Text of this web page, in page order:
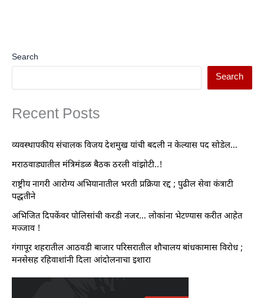
Search
Search
Recent Posts
व्यवस्थापकीय संचालक विजय देशमुख यांची बदली न केल्यास पद सोडेल…
मराठवाड्यातील मंत्रिमंडळ बैठक ठरली वांझोटी..!
राष्ट्रीय नागरी आरोग्य अभियानातील भरती प्रक्रिया रद्द ; पुढील सेवा कंत्राटी
पद्धतीने
अभिजित दिपकेंवर पोलिसांची करडी नजर… लोकांना भेटण्यास करीत आहेत
मज्जाव !
गंगापूर शहरातील आठवडी बाजार परिसरातील शौचालय बांधकामास विरोध ;
मनसेसह रहिवाशांनी दिला आंदोलनाचा इशारा